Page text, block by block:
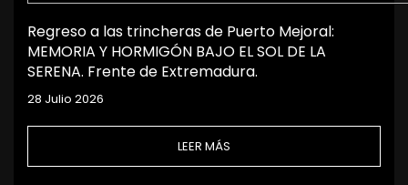
Regreso a las trincheras de Puerto Mejoral:
MEMORIA Y HORMIGÓN BAJO EL SOL DE LA
SERENA. Frente de Extremadura.
28 Julio 2026
LEER MÁS